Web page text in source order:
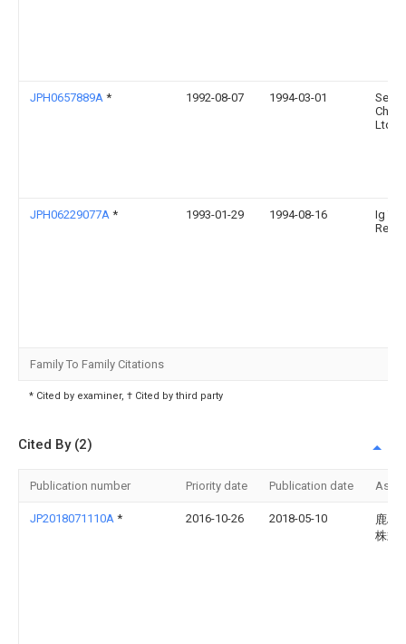
JPH0657889A * 1992-08-07 1994-03-01
Ltd
JPH06229077A * 1993-01-29 1994-08-16
Ig
Res
Family To Family Citations
* Cited by examiner, † Cited by third party
Cited By (2)
Publication number Priority date Publication date
JP2018071110A * 2016-10-26 2018-05-10
鹿島
株式